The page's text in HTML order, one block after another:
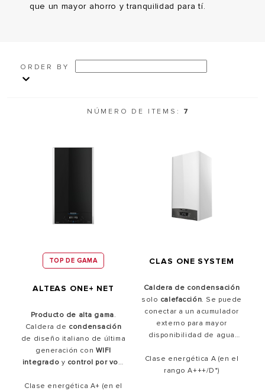
que un mayor ahorro y tranquilidad para tí.
ORDER BY
NÚMERO DE ITEMS: 7
TOP DE GAMA
ALTEAS ONE+ NET
Producto de alta gama.
Caldera de condensación
de diseño italiano de última
generación con WIFI
integrado y control por voz.
Ariston Net y a la nueva
Clase energética A+ (en el
CLAS ONE SYSTEM
Caldera de condensación
solo calefacción. Se puede
conectar a un acumulador
externo para mayor
disponibilidad de agua
gama de calderas de la
serie ONE, dispone del
Clase energética A (en el
rango A+++/D*)